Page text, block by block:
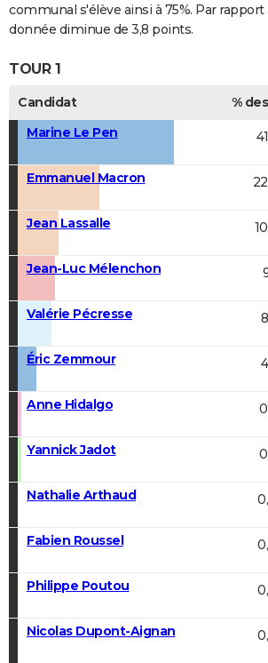
communal s'élève ainsi à 75%. Par rapport
donnée diminue de 3,8 points.
TOUR 1
Candidat %
Marine Le Pen
Emmanuel Macron
Jean Lassalle
Jean-Luc Mélenchon
Valérie Pécresse
Éric Zemmour
Anne Hidalgo
Yannick Jadot
Nathalie Arthaud
Fabien Roussel
Philippe Poutou
Nicolas Dupont-Aignan